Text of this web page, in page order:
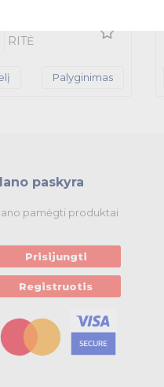
RITĖ
Palyginimas
paskyra
pamėgti produktai
Prisijungti
Registruotis